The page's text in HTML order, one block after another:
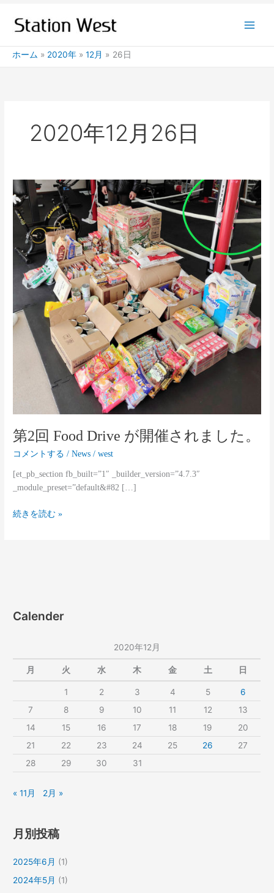
ス
ホーム 2020年 12月 26日
2020年12月26日
第2回 Food Drive が開催されました。
コメントする /News /west
[et_pb_section fb_built=”1″ _builder_version=”4.7.3″
_module_preset=”default&#82 […]
第
2
回
Food
Drive
が
開
ま
続きを読む »
Calender
2020年12月
月 火 水 木 金 土 日
1 2 3 4 5
6
7
8 9 10 11 12
13
14
15 16 17 18 19
20
21
22 23 24 25 26
27
28
29 30 31
« 11月 2月 »
月別投稿
2025年6月 (1)
2024年5月 (1)